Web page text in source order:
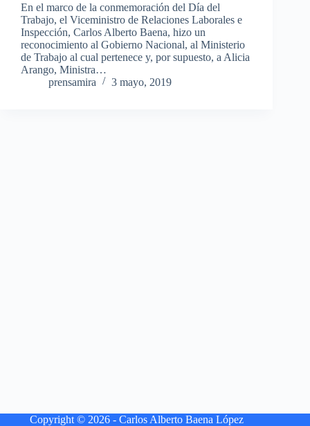
En el marco de la conmemoración del Día del
Trabajo, el Viceministro de Relaciones Laborales e
Inspección, Carlos Alberto Baena, hizo un
reconocimiento al Gobierno Nacional, al Ministerio
de Trabajo al cual pertenece y, por supuesto, a Alicia
Arango, Ministra…
prensamira
3 mayo, 2019
Copyright © 2026 - Carlos Alberto Baena López